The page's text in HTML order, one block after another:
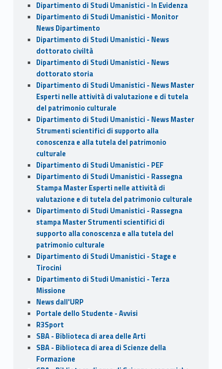
Dipartimento di Studi Umanistici - In Evidenza
Dipartimento di Studi Umanistici - Monitor
News Dipartimento
Dipartimento di Studi Umanistici - News
dottorato civiltà
Dipartimento di Studi Umanistici - News
dottorato storia
Dipartimento di Studi Umanistici - News Master
Esperti nelle attività di valutazione e di tutela
del patrimonio culturale
Dipartimento di Studi Umanistici - News Master
Strumenti scientifici di supporto alla
conoscenza e alla tutela del patrimonio
culturale
Dipartimento di Studi Umanistici - PEF
Dipartimento di Studi Umanistici - Rassegna
Stampa Master Esperti nelle attività di
valutazione e di tutela del patrimonio culturale
Dipartimento di Studi Umanistici - Rassegna
stampa Master Strumenti scientifici di
supporto alla conoscenza e alla tutela del
patrimonio culturale
Dipartimento di Studi Umanistici - Stage e
Tirocini
Dipartimento di Studi Umanistici - Terza
Missione
News dall'URP
Portale dello Studente - Avvisi
R3Sport
SBA - Biblioteca di area delle Arti
SBA - Biblioteca di area di Scienze della
Formazione